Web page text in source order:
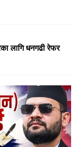
लागि धनगढी रेफर